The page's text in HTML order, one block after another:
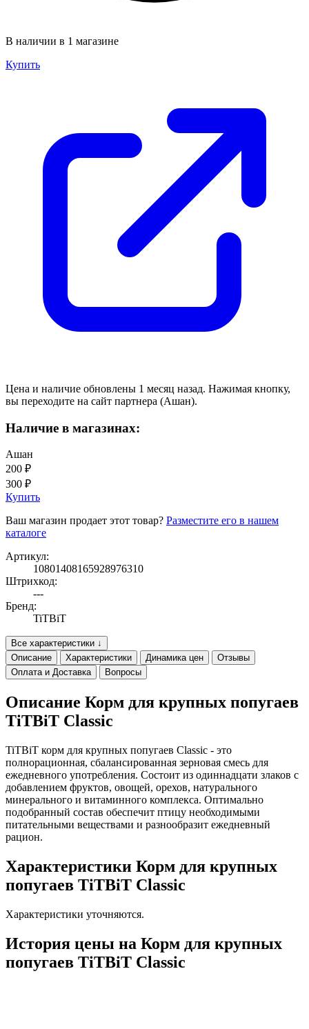
В наличии в 1 магазине
Купить
Цена и наличие обновлены 1 месяц назад. Нажимая кнопку,
вы переходите на сайт партнера (Ашан).
Наличие в магазинах:
Ашан
200 ₽
300 ₽
Купить
Ваш магазин продает этот товар? Разместите его в нашем
каталоге
Артикул:
10801408165928976310
Штрихкод:
---
Бренд:
TiTBiT
Все характеристики ↓
Описание
Характеристики Динамика цен
Отзывы
Оплата и Доставка
Вопросы
Описание Корм для крупных попугаев
TiTBiT Classic
TiTBiT корм для крупных попугаев Classic - это
полнорационная, сбалансированная зерновая смесь для
ежедневного употребления. Состоит из одиннадцати злаков с
добавлением фруктов, овощей, орехов, натурального
минерального и витаминного комплекса. Оптимально
подобранный состав обеспечит птицу необходимыми
питательными веществами и разнообразит ежедневный
рацион.
Характеристики Корм для крупных
попугаев TiTBiT Classic
Характеристики уточняются.
История цены на Корм для крупных
попугаев TiTBiT Classic